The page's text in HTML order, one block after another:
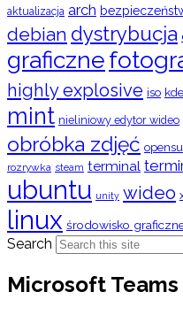
aktualizacja arch
debian dystrybucja
graficzne
highly explosive iso kde
mint nieliniowy edytor wideo
obróbka zdjęć
rozrywka steam terminal
ubuntu unity wideo
linux środowisko
Search
Microsoft